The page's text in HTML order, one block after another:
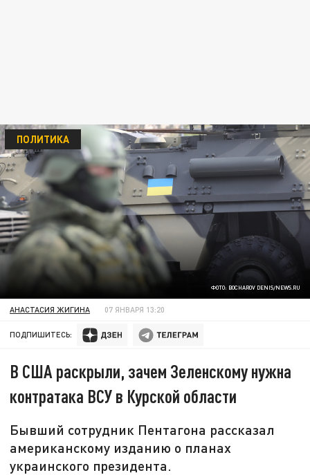
ФОТО: BOCHAROV DENIS/NEWS.RU
ПОЛИТИКА
АНАСТАСИЯ ЖИГИНА 07 ЯНВАРЯ 13:20
ПОДПИШИТЕСЬ:
В США раскрыли, зачем Зеленскому нужна
контратака ВСУ в Курской области
Бывший сотрудник Пентагона рассказал
американскому изданию о планах
украинского президента.